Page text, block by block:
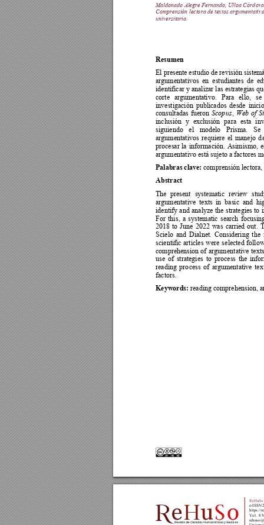
Maldonado Alegre Fernando, Ulloa Córd
Comprensión lectora de textos
universitario.
Resumen
El presente estudio de revisión
argumentativos en  estudiantes de
identificar y analizar las estrategias
corte argumentativo. Para ello, se
investigación publicados desde
consultadas fueron Scopus, Web of
inclusión y exclusión para esta
siguiendo el modelo Prisma.
Se
argumentativos requiere el manejo d
procesar la información. Asimismo,
argumentativo está sujeto a factores
Palabras clave: comprensión lectora,
Abstract
The present systematic review
argumentative texts in  basic  and
identify and analyze the strategies to
For this, a systematic search
2018 to June 2022 was carried out.
Scielo and Dialnet. Considering the
scientific articles were selected
comprehension of argumentative
use of strategies to process the
reading process of argumentative
factors.
Keywords: reading comprehension,
e-ISSN
https://
Vol.  8